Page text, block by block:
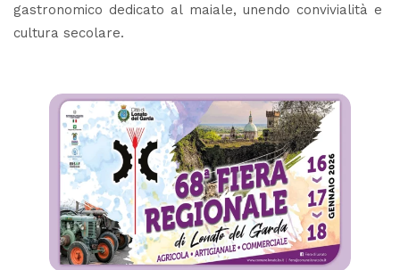
gastronomico dedicato al maiale, unendo convivialità e
cultura secolare.